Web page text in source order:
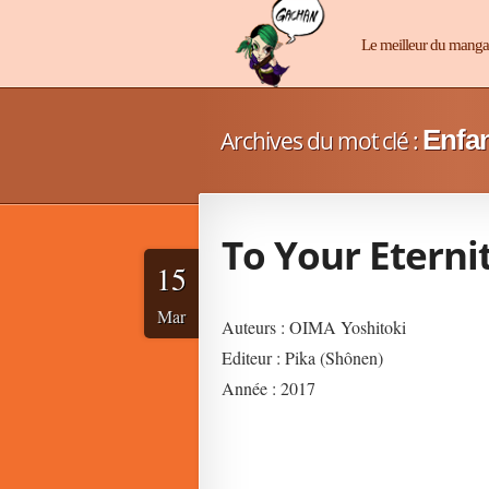
Manga-Chan
Le meilleur du
Archives du mot clé :
To Your
15
Mar
Auteurs : OIMA Yoshitoki
Editeur : Pika (Shônen)
Année : 2017